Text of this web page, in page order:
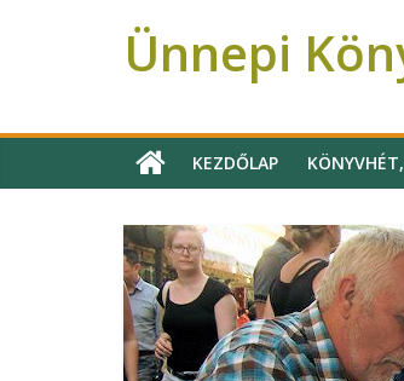
Ünnepi
KEZDŐLAP